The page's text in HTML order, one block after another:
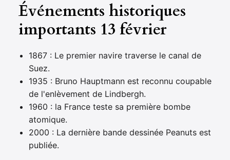
Événements historiques
importants 13 février
1867 : Le premier navire traverse le canal de
Suez.
1935 : Bruno Hauptmann est reconnu coupable
de l'enlèvement de Lindbergh.
1960 : la France teste sa première bombe
atomique.
2000 : La dernière bande dessinée Peanuts est
publiée.